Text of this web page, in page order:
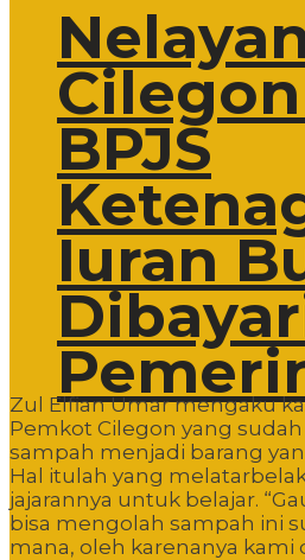
BPJS
Iuran
Zul Elfian Umar mengaku
Pemkot Cilegon yang
sampah menjadi barang
Hal itulah yang
jajarannya untuk belajar.
bisa mengolah sampah ini
mana, oleh karenanya kami